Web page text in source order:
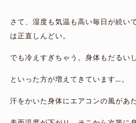
さて、湿度も気温も高い毎日が続い
は正直しんどい。
でも冷えすぎちゃう。身体もだるいし
といった方が増えてきています…。
汗をかいた身体にエアコンの風があ